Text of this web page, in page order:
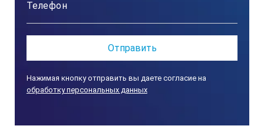
Нажимая кнопку отправить вы даете согласие на
обработку персональных данных